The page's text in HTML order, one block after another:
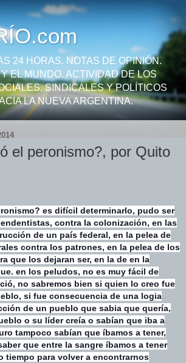
24 HORAS. NOTAS DE OPINIÓN.
EL MUNDO. ACTIVIDAD DE LOS
SINDICALES Y POLÍTICOS
LA NUEVA ARGENTINA.
el peronismo?, por Quito
es difícil determinarlo, pudo ser
contra la colonización, en las
de un país federal, en la pelea de
contra los patrones, en la pelea de los
que los dejaran ser, en la de en la
en los peludos, no es muy fácil de
no sabremos bien si quien lo creo fue
si fue consecuencia de una logia
de un pueblo que sabia que quería,
o su líder creía o sabían que iba a
tampoco sabían que íbamos a tener,
que entre la sangre íbamos a tener
tiempo para volver a encontrarnos